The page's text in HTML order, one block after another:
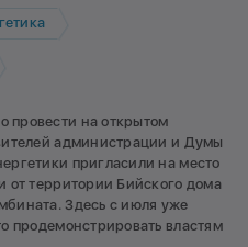
провести на открытом
администрации и Думы
пригласили на место
от территории Бийского дома
Здесь с июля уже
продемонстрировать властям